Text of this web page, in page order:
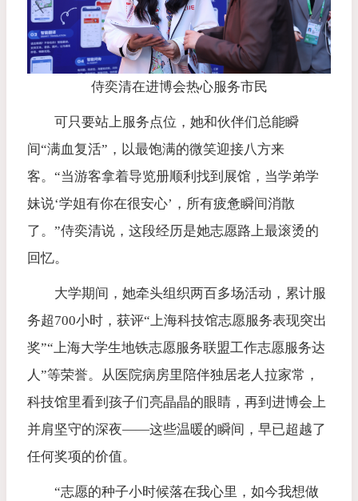
侍奕清在进博会热心服务市民
可只要站上服务点位，她和伙伴们总能瞬
间“满血复活”，以最饱满的微笑迎接八方来
客。“当游客拿着导览册顺利找到展馆，当学弟学
妹说‘学姐有你在很安心’，所有疲惫瞬间消散
了。”侍奕清说，这段经历是她志愿路上最滚烫的
回忆。
大学期间，她牵头组织两百多场活动，累计服
务超700小时，获评“上海科技馆志愿服务表现突出
奖”“上海大学生地铁志愿服务联盟工作志愿服务达
人”等荣誉。从医院病房里陪伴独居老人拉家常，
科技馆里看到孩子们亮晶晶的眼睛，再到进博会上
并肩坚守的深夜——这些温暖的瞬间，早已超越了
任何奖项的价值。
“志愿的种子小时候落在我心里，如今我想做